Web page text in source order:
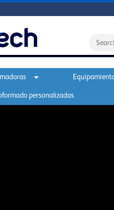
personalizadas